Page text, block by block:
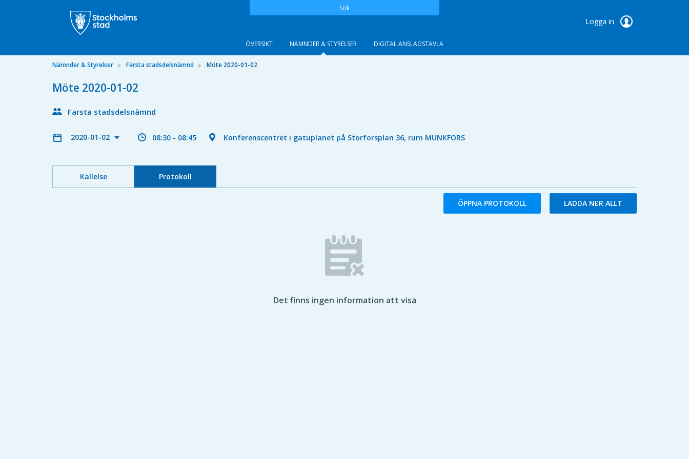
Sök
Logga in
ÖVERSIKT NÄMNDER & STYRELSER DIGITAL ANSLAGSTAVLA
Nämnder & Styrelser Farsta stadsdelsnämnd Möte 2020-01-02
Möte 2020-01-02
Farsta stadsdelsnämnd
2020-01-02 08:30 - 08:45 Konferenscentret i gatuplanet på Storforsplan 36, rum MUNKFORS
Kallelse Protokoll
ÖPPNA PROTOKOLL LADDA NER ALLT
Det finns ingen information att visa